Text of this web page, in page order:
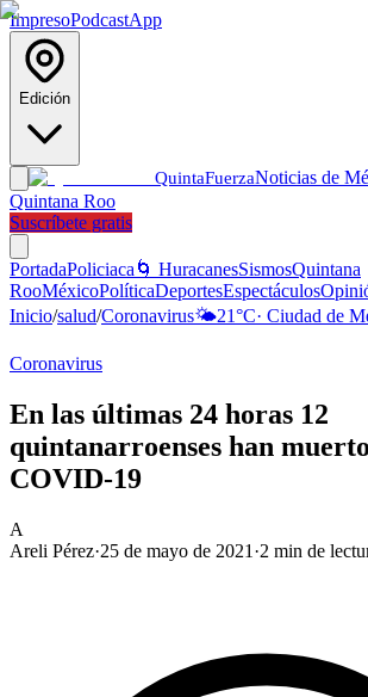
ImpresoPodcastApp
Edición
QuintaFuerzaNoticias de
Quintana Roo
Suscríbete gratis
PortadaPoliciaca 🌀 HuracanesSismosQuintana
RooMéxicoPolíticaDeportesEspectáculos
Inicio/salud/Coronavirus🌤️21°C· Ciudad de
Coronavirus
En las últimas 24 horas 12
quintanarroenses han
COVID-19
A
Areli Pérez·25 de mayo de 2021 ·2 min de